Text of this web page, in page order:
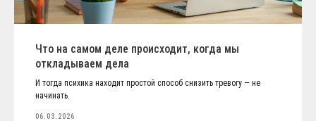
Что на самом деле происходит, когда мы
откладываем дела
И тогда психика находит простой способ снизить тревогу — не
начинать.
06.03.2026